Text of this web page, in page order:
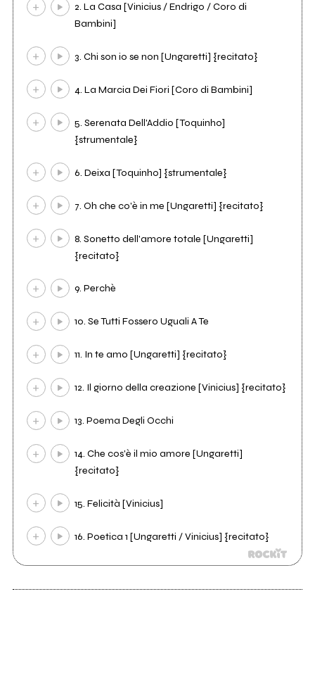
2. La Casa [Vinicius / Endrigo / Coro di
Bambini]
3. Chi son io se non [Ungaretti] {recitato}
4. La Marcia Dei Fiori [Coro di Bambini]
5. Serenata Dell'Addio [Toquinho]
{strumentale}
6. Deixa [Toquinho] {strumentale}
7. Oh che co'è in me [Ungaretti] {recitato}
8. Sonetto dell'amore totale [Ungaretti]
{recitato}
9. Perchè
10. Se Tutti Fossero Uguali A Te
11. In te amo [Ungaretti] {recitato}
12. Il giorno della creazione [Vinicius] {recitato}
13. Poema Degli Occhi
14. Che cos'è il mio amore [Ungaretti]
{recitato}
15. Felicità [Vinicius]
16. Poetica 1 [Ungaretti / Vinicius] {recitato}